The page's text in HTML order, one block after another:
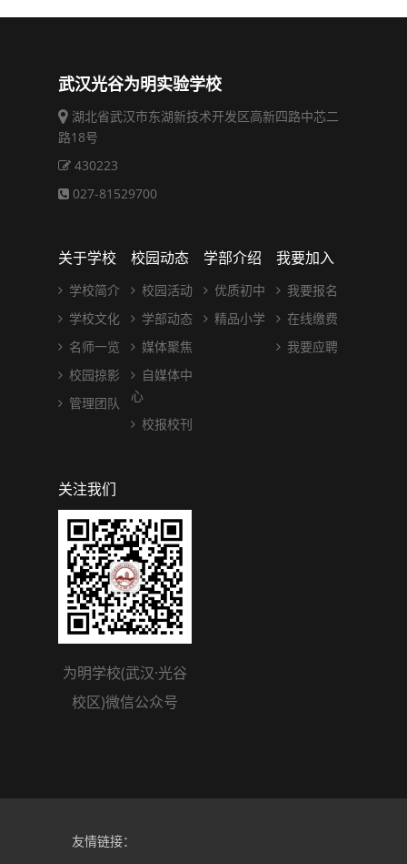
武汉光谷为明实验学校
湖北省武汉市东湖新技术开发区高新四路中芯二
路18号
430223
027-81529700
关于学校
学校简介
学校文化
名师一览
校园掠影
管理团队
校园动态
校园活动
学部动态
媒体聚焦
自媒体中
心
校报校刊
学部介绍
优质初中
精品小学
我要加入
我要报名
在线缴费
我要应聘
关注我们
为明学校(武汉·光谷
校区)微信公众号
友情链接：